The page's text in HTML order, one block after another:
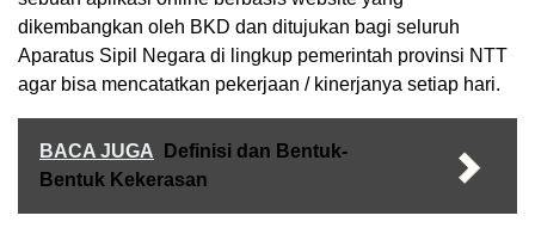
dikembangkan oleh BKD dan ditujukan bagi seluruh
Aparatus Sipil Negara di lingkup pemerintah provinsi NTT
agar bisa mencatatkan pekerjaan / kinerjanya setiap hari.
BACA JUGA
Definisi dan Bentuk-
Bentuk Kekerasan